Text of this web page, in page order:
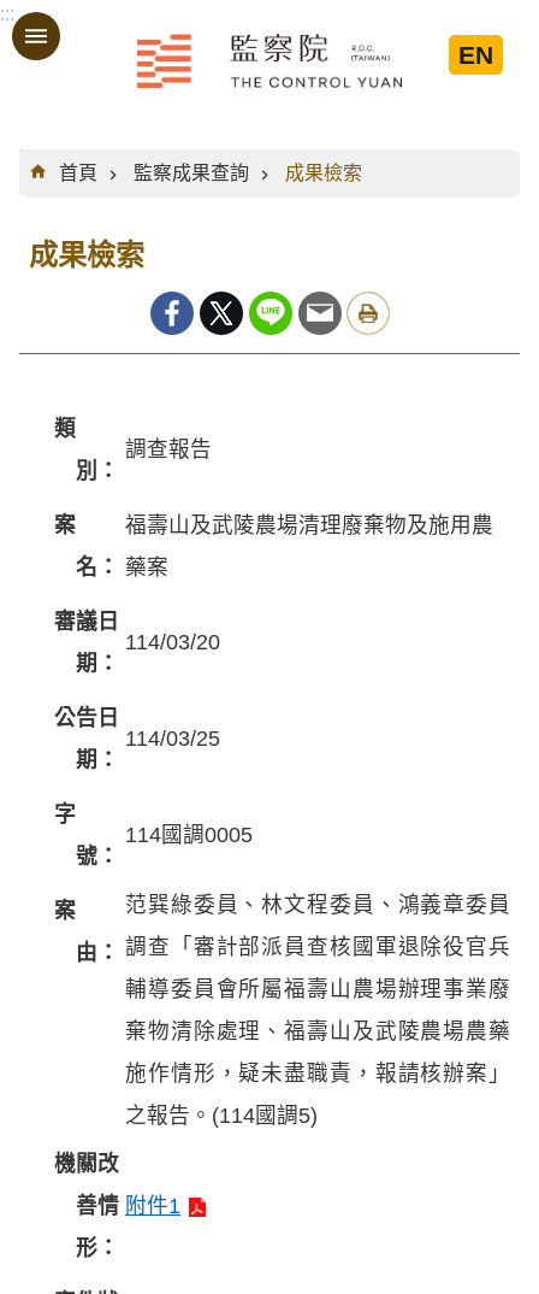
跳到主要內容區塊
:::
EN
:::
首頁
監察成果查詢 成果檢索
成果檢索
類
別：
調查報告
案
名：
福壽山及武陵農場清理廢棄物及施用農
藥案
審議日
期：
114/03/20
公告日
期：
114/03/25
字
號：
114國調0005
案
由：
范巽綠委員、林文程委員、鴻義章委員
調查「審計部派員查核國軍退除役官兵
輔導委員會所屬福壽山農場辦理事業廢
棄物清除處理、福壽山及武陵農場農藥
施作情形，疑未盡職責，報請核辦案」
之報告。(114國調5)
機關改
善情
形：
附件1